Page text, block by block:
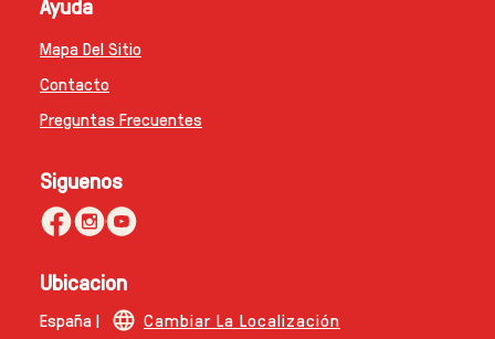
Ayuda
Mapa Del Sitio
Contacto
Siguenos
Ubicacion